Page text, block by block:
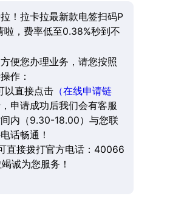
！拉卡拉最新款电签扫码P
啦，费率低至0.38%秒到不
便您办理业务，请您按照
作：
以直接点击（在线申请链
申请成功后我们会有客服
内（9.30-18.00）与您联
话畅通！
直接拨打官方电话：40066
诚为您服务！